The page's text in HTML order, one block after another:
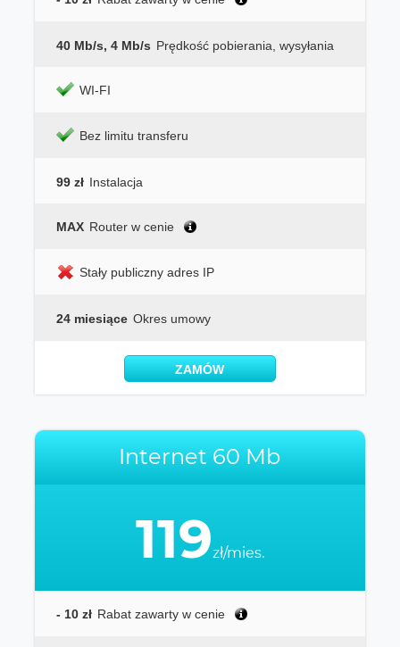
40 Mb/s, 4 Mb/s Prędkość pobierania, wysyłania
WI-FI
Bez limitu transferu
99 zł Instalacja
MAX Router w cenie
Stały publiczny adres IP
24 miesiące Okres umowy
ZAMÓW
Internet 60 Mb
119zł/mies.
- 10 zł Rabat zawarty w cenie